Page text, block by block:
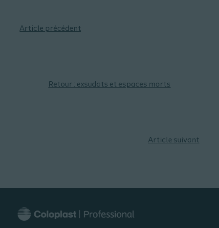
Article précédent
Retour : exsudats et espaces morts
Article suivant